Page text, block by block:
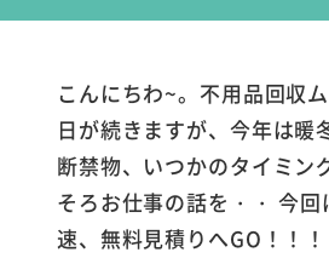
こんにちわ~。不用品回収
日が続きますが、今年は
断禁物、いつかのタイミン
そろお仕事の話を・・ 今
速、無料見積りへGO！！